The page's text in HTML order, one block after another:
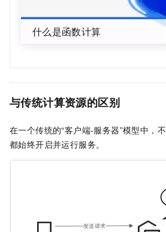
什么是函数计算
与传统计算资源的区别
在一个传统的“客户端-服务器”模型中，
都始终开启并运行服务。